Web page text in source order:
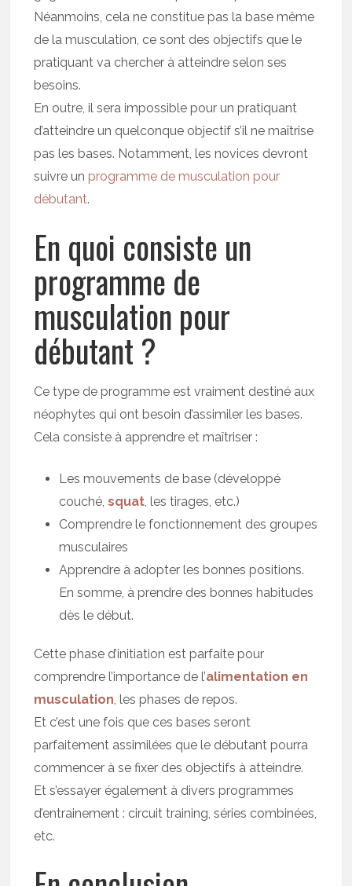
Néanmoins, cela ne constitue pas la base même
de la musculation, ce sont des objectifs que le
pratiquant va chercher à atteindre selon ses
besoins.
En outre, il sera impossible pour un pratiquant
d’atteindre un quelconque objectif s’il ne maîtrise
pas les bases. Notamment, les novices devront
suivre un programme de musculation pour
débutant.
En quoi consiste un
programme de
musculation pour
débutant ?
Ce type de programme est vraiment destiné aux
néophytes qui ont besoin d’assimiler les bases.
Cela consiste à apprendre et maîtriser :
Les mouvements de base (développé
couché,squat, les tirages, etc.)
Comprendre le fonctionnement des groupes
musculaires
Apprendre à adopter les bonnes positions.
En somme, à prendre des bonnes habitudes
dès le début.
Cette phase d’initiation est parfaite pour
comprendre l’importance de l’alimentation en
musculation, les phases de repos.
Et c’est une fois que ces bases seront
parfaitement assimilées que le débutant pourra
commencer à se fixer des objectifs à atteindre.
Et s’essayer également à divers programmes
d’entrainement : circuit training, séries combinées,
etc.